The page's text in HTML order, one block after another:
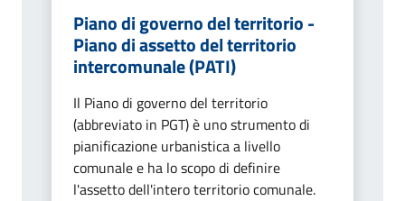
Piano di governo del territorio -
Piano di assetto del territorio
intercomunale (PATI)
Il Piano di governo del territorio
(abbreviato in PGT) è uno strumento di
pianificazione urbanistica a livello
comunale e ha lo scopo di definire
l'assetto dell'intero territorio comunale.